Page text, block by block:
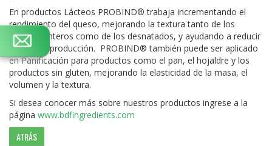
En productos Lácteos PROBIND® trabaja incrementando el
rendimiento del queso, mejorando la textura tanto de los
yogures enteros como de los desnatados, y ayudando a reducir
costes de producción. PROBIND® también puede ser aplicado
en Panificación para productos como el pan, el hojaldre y los
productos sin gluten, mejorando la elasticidad de la masa, el
volumen y la textura.
Si desea conocer más sobre nuestros productos ingrese a la
página www.bdfingredients.com
ATRÁS